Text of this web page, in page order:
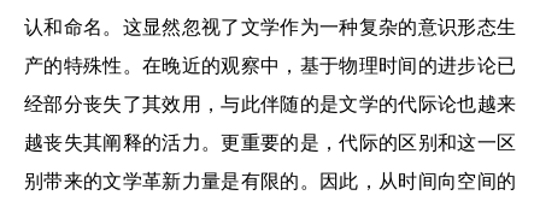
认和命名。这显然忽视了文学作为一种复杂的意识形态生
产的特殊性。在晚近的观察中，基于物理时间的进步论已
经部分丧失了其效用，与此伴随的是文学的代际论也越来
越丧失其阐释的活力。更重要的是，代际的区别和这一区
别带来的文学革新力量是有限的。因此，从时间向空间的